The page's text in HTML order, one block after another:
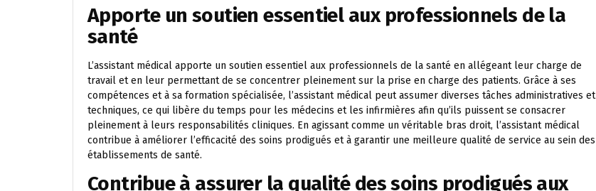
Apporte un soutien essentiel aux professionnels de la
santé
L’assistant médical apporte un soutien essentiel aux professionnels de la santé en allégeant leur charge de
travail et en leur permettant de se concentrer pleinement sur la prise en charge des patients. Grâce à ses
compétences et à sa formation spécialisée, l’assistant médical peut assumer diverses tâches administratives et
techniques, ce qui libère du temps pour les médecins et les infirmières afin qu’ils puissent se consacrer
pleinement à leurs responsabilités cliniques. En agissant comme un véritable bras droit, l’assistant médical
contribue à améliorer l’efficacité des soins prodigués et à garantir une meilleure qualité de service au sein des
établissements de santé.
Contribue à assurer la qualité des soins prodigués aux